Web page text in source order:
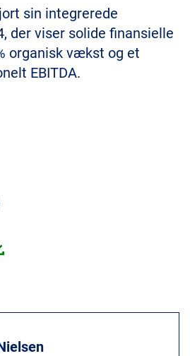
Kontakt
sin integrerede
der viser solide finansielle
organisk vækst og et
EBITDA.